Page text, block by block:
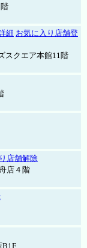
細 お気に入り店舗登
スクエア本館11階
店舗解除
店４階
B1F